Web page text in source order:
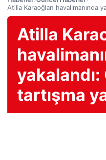
Atilla Karaoğlan havalimanında
Atilla
tartışma